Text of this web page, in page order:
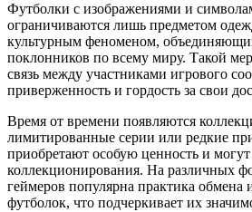
Футболки с изображениями и
ограничиваются лишь предметом
культурным феноменом,
поклонников по всему миру. Такой
связь между участниками игрового
приверженность и гордость за свои
Время от времени появляются
лимитированные серии или редкие
приобретают особую ценность и могут
коллекционирования. На различных
геймеров популярна практика обмена
футболок, что подчеркивает их